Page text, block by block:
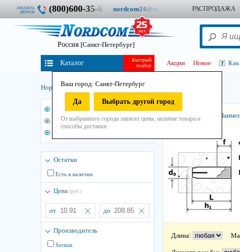
(800)600-35-6 nordcom24@m РАСПРОДАЖА
Россия [Санкт-Петербург]
Ваш город: Санкт-Петербург
Да Выбрать другой город
От выбранного города зависят цены, наличие товара и
способы доставки
Быстрый
подбор
Каталог Акции Новое Как
Нордком/Крепеж/Анкера /Анкер забивной
КИТАЙ
SORMAT LA
Остатки
Есть в наличии
Цена (руб.)
от до
Производитель
Sormat
3
Длина: